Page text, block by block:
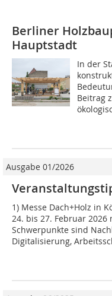
Berliner
Hauptstadt
In der
Beitrag
Ausgabe 01/2026
1) Messe Dach+Holz in
24. bis 27. Februar 2026
Schwerpunkte sind
Digitalisierung,